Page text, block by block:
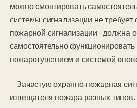
можно смонтировать
системы сигнализации не
пожарной сигнализации должна
самостоятельно
пожаротушением и системой
Зачастую охранно-пожарная
извещателя пожара разных типов.